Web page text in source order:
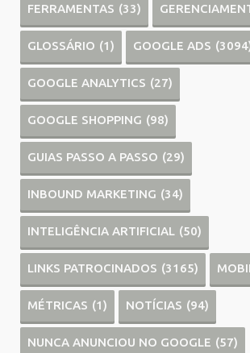
FERRAMENTAS (33)
GLOSSÁRIO (1) GOOGLE ADS
GOOGLE ANALYTICS (27)
GOOGLE SHOPPING (98)
GUIAS PASSO A PASSO (29)
INBOUND MARKETING (34)
INTELIGÊNCIA ARTIFICIAL (50)
LINKS PATROCINADOS (3165)
MÉTRICAS (1) NOTÍCIAS (94)
NUNCA ANUNCIOU NO GOOGLE (57)